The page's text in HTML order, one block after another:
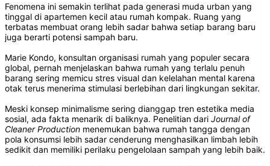
Fenomena ini semakin terlihat pada generasi muda urban yang
tinggal di apartemen kecil atau rumah kompak. Ruang yang
terbatas membuat orang lebih sadar bahwa setiap barang baru
juga berarti potensi sampah baru.
Marie Kondo, konsultan organisasi rumah yang populer secara
global, pernah menjelaskan bahwa rumah yang terlalu penuh
barang sering memicu stres visual dan kelelahan mental karena
otak terus menerima stimulasi berlebihan dari lingkungan sekitar.
Meski konsep minimalisme sering dianggap tren estetika media
sosial, ada fakta menarik di baliknya. Penelitian dari Journal of
Cleaner Production menemukan bahwa rumah tangga dengan
pola konsumsi lebih sadar cenderung menghasilkan limbah lebih
sedikit dan memiliki perilaku pengelolaan sampah yang lebih baik.